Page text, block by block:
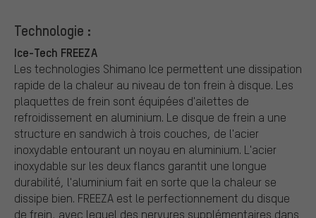
Technologie :
Ice-Tech FREEZA
Les technologies Shimano Ice permettent une dissipation
rapide de la chaleur au niveau de ton frein à disque. Les
plaquettes de frein sont équipées d'ailettes de
refroidissement en aluminium. Le disque de frein a une
structure en sandwich à trois couches, de l'acier
inoxydable entourant un noyau en aluminium. L'acier
inoxydable sur les deux flancs garantit une longue
durabilité, l'aluminium fait en sorte que la chaleur se
dissipe bien. FREEZA est le perfectionnement du disque
de frein, avec lequel des nervures supplémentaires dans